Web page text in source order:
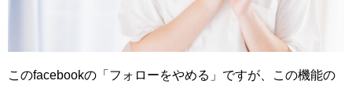
このfacebookの「フォローをやめる」ですが、この機能の